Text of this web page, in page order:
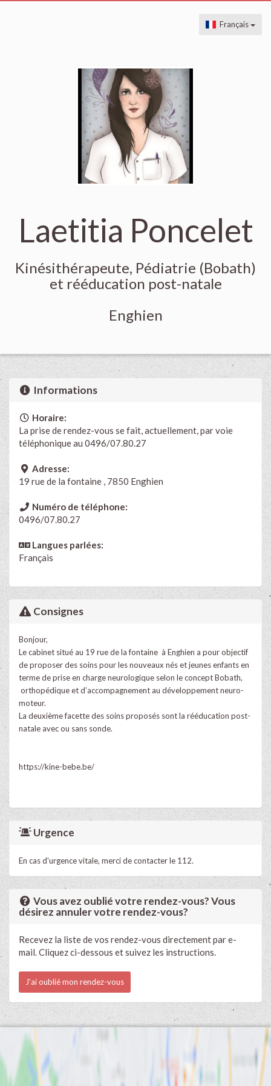
Français
Laetitia Poncelet
Kinésithérapeute, Pédiatrie (Bobath)
et rééducation post-natale
Enghien
Informations
Horaire:
La prise de rendez-vous se fait, actuellement, par voie
téléphonique au 0496/07.80.27
Adresse:
19 rue de la fontaine , 7850 Enghien
Numéro de téléphone:
0496/07.80.27
Langues parlées:
Français
Consignes
Bonjour,
Le cabinet situé au 19 rue de la fontaine à Enghien a pour objectif
de proposer des soins pour les nouveaux nés et jeunes enfants en
terme de prise en charge neurologique selon le concept Bobath,
orthopédique et d’accompagnement au développement neuro-
moteur.
La deuxième facette des soins proposés sont la rééducation post-
natale avec ou sans sonde.
https://kine-bebe.be/
Urgence
En cas d'urgence vitale, merci de contacter le 112.
Vous avez oublié votre rendez-vous? Vous
désirez annuler votre rendez-vous?
Recevez la liste de vos rendez-vous directement par e-
mail. Cliquez ci-dessous et suivez les instructions.
J'ai oublié mon rendez-vous